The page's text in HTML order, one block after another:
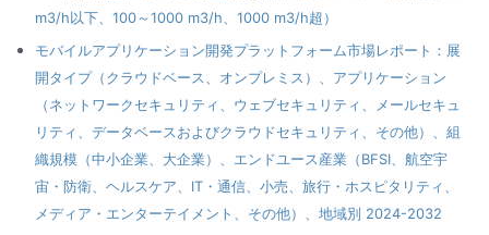
m3/h以下、100～1000 m3/h、1000 m3/h超）
モバイルアプリケーション開発プラットフォーム市場レポート：展
開タイプ（クラウドベース、オンプレミス）、アプリケーション
（ネットワークセキュリティ、ウェブセキュリティ、メールセキュ
リティ、データベースおよびクラウドセキュリティ、その他）、組
織規模（中小企業、大企業）、エンドユース産業（BFSI、航空宇
宙・防衛、ヘルスケア、IT・通信、小売、旅行・ホスピタリティ、
メディア・エンターテイメント、その他）、地域別 2024-2032